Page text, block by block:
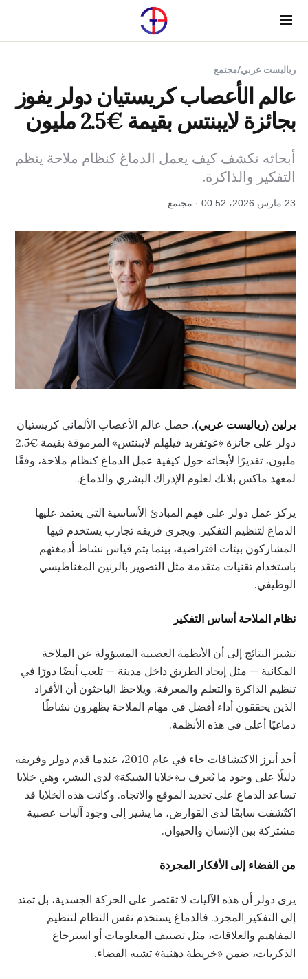
Menu
رياليست عربي/مجتمع
عالم الأعصاب كريستيان دولر يفوز
بجائزة لايبنتس بقيمة €2.5 مليون
أبحاثه تكشف كيف يعمل الدماغ كنظام ملاحة ينظم
التفكير والذاكرة.
23 مارس 2026، 00:52 · مجتمع
برلين (رياليست عربي). حصل عالم الأعصاب الألماني كريستيان
دولر على جائزة «غوتفريد فيلهلم لايبنتس» المرموقة بقيمة €2.5
مليون، تقديرًا لأبحاثه حول كيفية عمل الدماغ كنظام ملاحة، وفقًا
لمعهد ماكس بلانك لعلوم الإدراك البشري والدماغ.
يركز عمل دولر على فهم المبادئ الأساسية التي يعتمد عليها
الدماغ لتنظيم التفكير. ويجري فريقه تجارب يستخدم فيها
المشاركون بيئات افتراضية، بينما يتم قياس نشاط أدمغتهم
باستخدام تقنيات متقدمة مثل التصوير بالرنين المغناطيسي
الوظيفي.
نظام الملاحة أساس التفكير
تشير النتائج إلى أن الأنظمة العصبية المسؤولة عن الملاحة
المكانية — مثل إيجاد الطريق داخل مدينة — تلعب أيضًا دورًا في
تنظيم الذاكرة والتعلم والمعرفة. ويلاحظ الباحثون أن الأفراد
الذين يحققون أداء أفضل في مهام الملاحة يظهرون نشاطًا
دماغيًا أعلى في هذه الأنظمة.
أحد أبرز الاكتشافات جاء في عام 2010، عندما قدم دولر وفريقه
دليلًا على وجود ما يُعرف بـ«خلايا الشبكة» لدى البشر، وهي خلايا
تساعد الدماغ على تحديد الموقع والاتجاه. وكانت هذه الخلايا قد
اكتُشفت سابقًا لدى القوارض، ما يشير إلى وجود آليات عصبية
مشتركة بين الإنسان والحيوان.
من الفضاء إلى الأفكار المجردة
يرى دولر أن هذه الآليات لا تقتصر على الحركة الجسدية، بل تمتد
إلى التفكير المجرد. فالدماغ يستخدم نفس النظام لتنظيم
المفاهيم والعلاقات، مثل تصنيف المعلومات أو استرجاع
الذكريات، ضمن «خريطة ذهنية» تشبه الفضاء.